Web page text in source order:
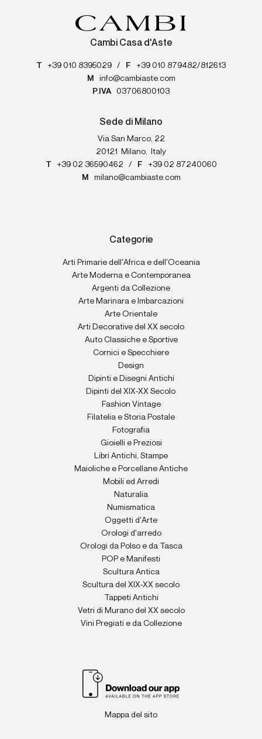
Cambi Casa d'Aste
T +39 010 8395029 / F
+39 010 879482/812613
M
info@cambiaste.com
P.IVA
03706800103
Sede di Milano
Via San Marco, 22
20121
Milano,
Italy
T
+39 02 36590462 / F
+39 02 87240060
M
milano@cambiaste.com
Categorie
Arti Primarie dell'Africa e dell'Oceania
Arte Moderna e Contemporanea
Argenti da Collezione
Arte Marinara e Imbarcazioni
Arte Orientale
Arti Decorative del XX secolo
Auto Classiche e Sportive
Cornici e Specchiere
Design
Dipinti e Disegni Antichi
Dipinti del XIX-XX Secolo
Fashion Vintage
Filatelia e Storia Postale
Fotografia
Gioielli e Preziosi
Libri Antichi, Stampe
Maioliche e Porcellane Antiche
Mobili ed Arredi
Naturalia
Numismatica
Oggetti d'Arte
Orologi d'arredo
Orologi da Polso e da Tasca
POP e Manifesti
Scultura Antica
Scultura del XIX-XX secolo
Tappeti Antichi
Vetri di Murano del XX secolo
Vini Pregiati e da Collezione
Mappa del sito